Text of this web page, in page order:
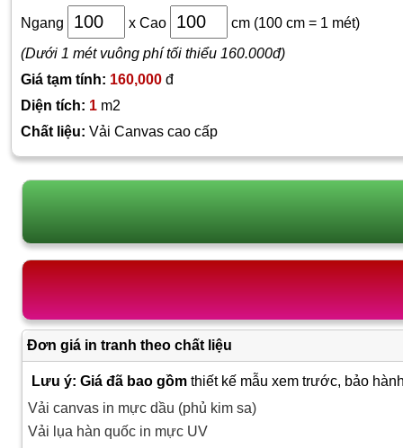
Ngang x Cao cm (100 cm = 1 mét)
(Dưới 1 mét vuông phí tối thiểu 160.000đ)
Giá tạm tính: 160,000 đ
Diện tích: 1 m2
Chất liệu: Vải Canvas cao cấp
Đơn giá in tranh theo chất liệu
Lưu ý: Giá đã bao gồmthiết kế mẫu xem trước, bảo
Vải canvas in mực dầu (phủ kim sa)
Vải lụa hàn quốc in mực UV